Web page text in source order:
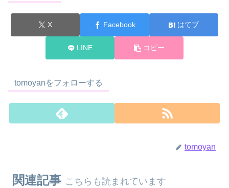
X Facebook はてブ
LINE コピー
tomoyanをフォローする
tomoyan
関連記事 こちらも読まれています